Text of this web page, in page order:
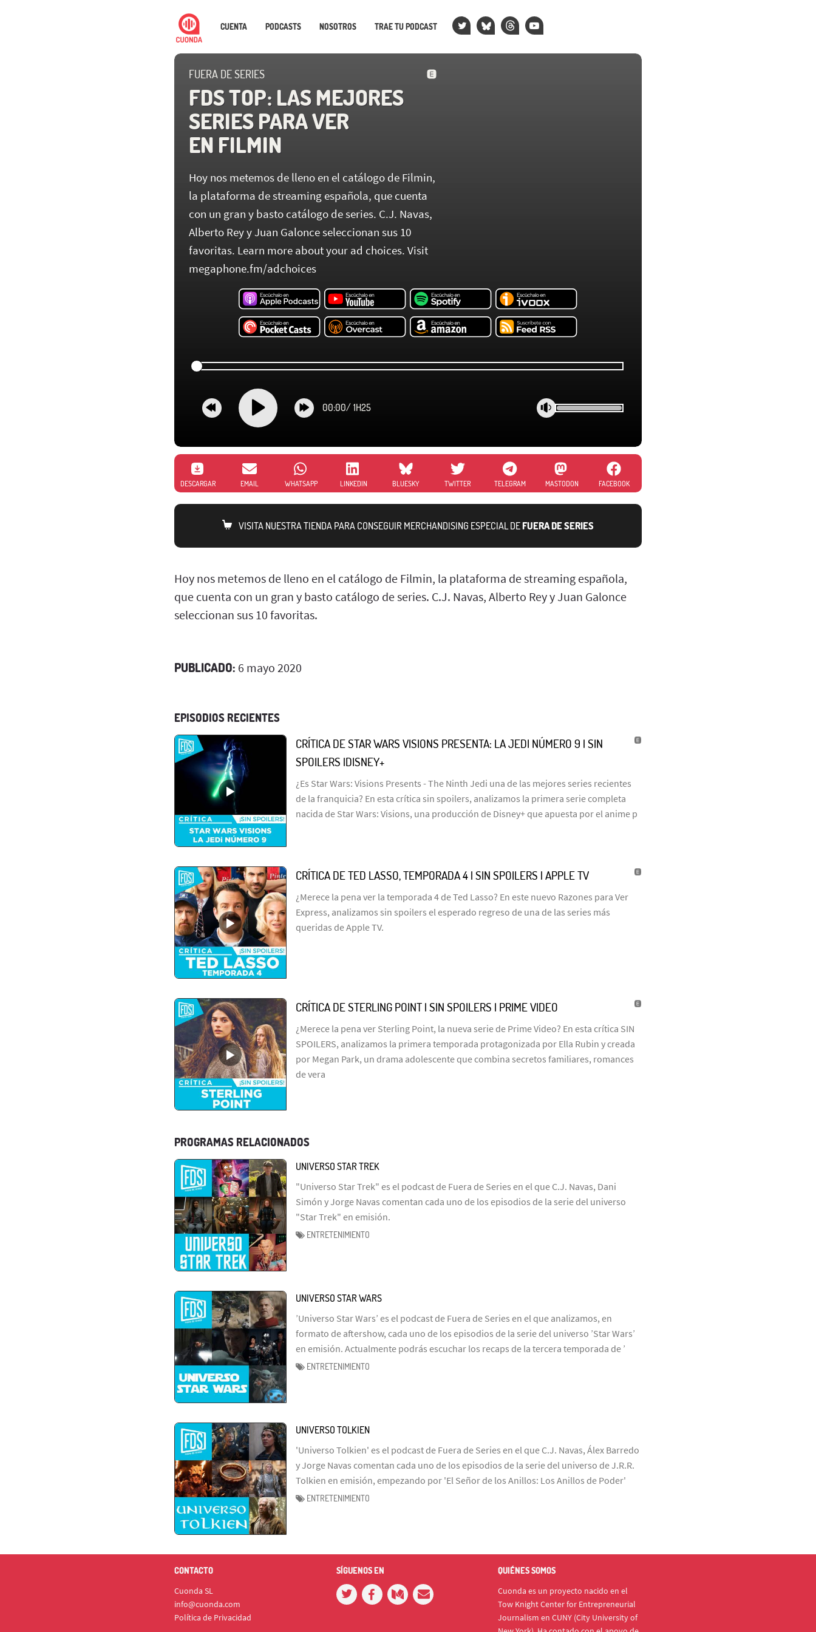
CUENTA PODCASTS NOSOTROS TRAE TU PODCAST
FUERA DE SERIES
FDS TOP : LAS MEJORES
SERIES PARA VER
EN FILMIN
Hoy nos metemos de lleno en el catálogo de Filmin,
la plataforma de streaming española, que cuenta
con un gran y basto catálogo de series. C.J. Navas,
Alberto Rey y Juan Galonce seleccionan sus 10
favoritas. Learn more about your ad choices. Visit
megaphone.fm/adchoices
00:00/ 1H25
DESCARGAR EMAIL WHATSAPP LINKEDIN BLUESKY TWITTER TELEGRAM MASTODON FACEBOOK
VISITA NUESTRA TIENDA PARA CONSEGUIR MERCHANDISING ESPECIAL DEFUERA DE SERIES
Hoy nos metemos de lleno en el catálogo de Filmin, la plataforma de streaming española,
que cuenta con un gran y basto catálogo de series. C.J. Navas, Alberto Rey y Juan Galonce
seleccionan sus 10 favoritas.
PUBLICADO: 6 mayo 2020
EPISODIOS RECIENTES
CRÍTICA DE STAR WARS VISIONS PRESENTA: LA JEDI NÚMERO 9 | SIN
SPOILERS |DISNEY+
¿Es Star Wars: Visions Presents - The Ninth Jedi una de las mejores series recientes
de la franquicia? En esta crítica sin spoilers, analizamos la primera serie completa
nacida de Star Wars: Visions, una producción de Disney+ que apuesta por el anime p
CRÍTICA DE TED LASSO, TEMPORADA 4 | SIN SPOILERS | APPLE TV
¿Merece la pena ver la temporada 4 de Ted Lasso? En este nuevo Razones para Ver
Express, analizamos sin spoilers el esperado regreso de una de las series más
queridas de Apple TV.
CRÍTICA DE STERLING POINT | SIN SPOILERS | PRIME VIDEO
¿Merece la pena ver Sterling Point, la nueva serie de Prime Video? En esta crítica SIN
SPOILERS, analizamos la primera temporada protagonizada por Ella Rubin y creada
por Megan Park, un drama adolescente que combina secretos familiares, romances
de vera
PROGRAMAS RELACIONADOS
UNIVERSO STAR TREK
"Universo Star Trek" es el podcast de Fuera de Series en el que C.J. Navas, Dani
Simón y Jorge Navas comentan cada uno de los episodios de la serie del universo
"Star Trek" en emisión.
ENTRETENIMIENTO
UNIVERSO STAR WARS
’Universo Star Wars’ es el podcast de Fuera de Series en el que analizamos, en
formato de aftershow, cada uno de los episodios de la serie del universo ’Star Wars’
en emisión. Actualmente podrás escuchar los recaps de la tercera temporada de ’
ENTRETENIMIENTO
UNIVERSO TOLKIEN
'Universo Tolkien' es el podcast de Fuera de Series en el que C.J. Navas, Álex Barredo
y Jorge Navas comentan cada uno de los episodios de la serie del universo de J.R.R.
Tolkien en emisión, empezando por 'El Señor de los Anillos: Los Anillos de Poder'
ENTRETENIMIENTO
CONTACTO
Cuonda SL
info@cuonda.com
Política de Privacidad
SÍGUENOS EN QUIÉNES SOMOS
Cuonda es un proyecto nacido en el
Tow Knight Center for Entrepreneurial
Journalism en CUNY (City University of